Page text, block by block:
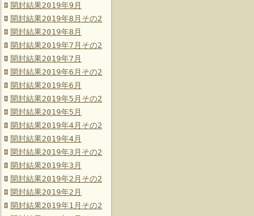
開封結果2019年9月
開封結果2019年8月その2
開封結果2019年8月
開封結果2019年7月その2
開封結果2019年7月
開封結果2019年6月その2
開封結果2019年6月
開封結果2019年5月その2
開封結果2019年5月
開封結果2019年4月その2
開封結果2019年4月
開封結果2019年3月その2
開封結果2019年3月
開封結果2019年2月その2
開封結果2019年2月
開封結果2019年1月その2